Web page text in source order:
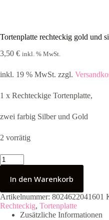
Tortenplatte rechteckig gold und
3,50 € inkl. % MwSt.
inkl. 19 % MwSt. zzgl.
1 x Rechteckige Tortenplatte,
zwei farbig Silber und Gold
2 vorrätig
Tortenplatte
rechteckig
und
silber
37
x
In den Warenkorb
Artikelnummer: 8024622041601
Rechteckig, Tortenplatte
Zusätzliche Informationen